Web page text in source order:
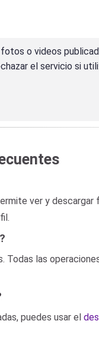
o videos
el servicio si
ver y
las
puedes usar el